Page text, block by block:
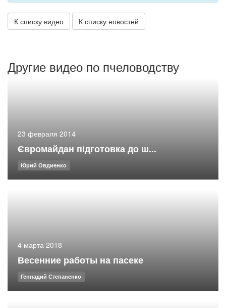
К списку видео К списку новостей
Другие видео по пчеловодству
23 февраля 2014
Євромайдан підготовка до ш...
Юрий Овдиенко
4 марта 2018
Весенние работы на пасеке
Геннадий Степаненко